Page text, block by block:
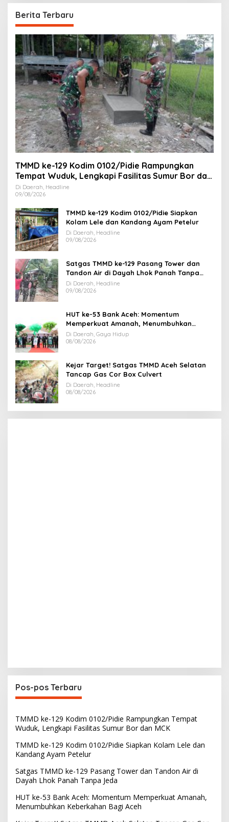
Berita Terbaru
TMMD ke-129 Kodim 0102/Pidie Rampungkan
Tempat Wuduk, Lengkapi Fasilitas Sumur Bor dan
MCK
Di Daerah, Headline
09/08/2026
TMMD ke-129 Kodim 0102/Pidie Siapkan
Kolam Lele dan Kandang Ayam Petelur
Di Daerah, Headline
09/08/2026
Satgas TMMD ke-129 Pasang Tower dan
Tandon Air di Dayah Lhok Panah Tanpa
Jeda
Di Daerah, Headline
09/08/2026
HUT ke-53 Bank Aceh: Momentum
Memperkuat Amanah, Menumbuhkan
Keberkahan Bagi Aceh
Di Daerah, Gaya Hidup
08/08/2026
Kejar Target! Satgas TMMD Aceh Selatan
Tancap Gas Cor Box Culvert
Di Daerah, Headline
08/08/2026
Pos-pos Terbaru
TMMD ke-129 Kodim 0102/Pidie Rampungkan Tempat
Wuduk, Lengkapi Fasilitas Sumur Bor dan MCK
TMMD ke-129 Kodim 0102/Pidie Siapkan Kolam Lele dan
Kandang Ayam Petelur
Satgas TMMD ke-129 Pasang Tower dan Tandon Air di
Dayah Lhok Panah Tanpa Jeda
HUT ke-53 Bank Aceh: Momentum Memperkuat Amanah,
Menumbuhkan Keberkahan Bagi Aceh